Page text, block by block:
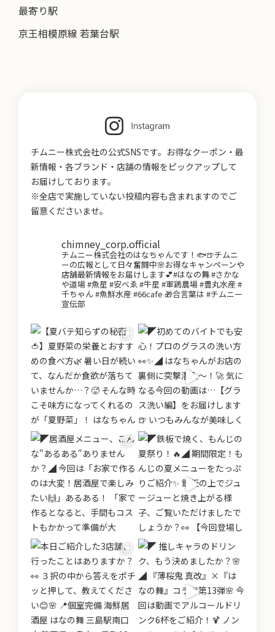
最寄り駅
京王相模原線 若葉台駅
チムニー株式会社の公式SNSです。お得なクーポン・最
新情報・各ブランド・店舗の情報をピックアップして
お届けしております。
※全店で実施していない投稿内容も含まれますのでご
留意くださいませ。
chimney_corp.official
チムニー株式会社のはなちゃんです！🐟🍺チムニ
ーの広報として日々奮闘中🌸お得なキャンペーンや
店舗最新情報をお届けします💕#はなの舞 #さかな
や道場 #魚星 #安べゑ #牛星 #軍鶏農場 #豊丸水産 #
千ちゃん #魚鮮水産 #66cafe 🎁合言葉は #チムニー
宣伝部